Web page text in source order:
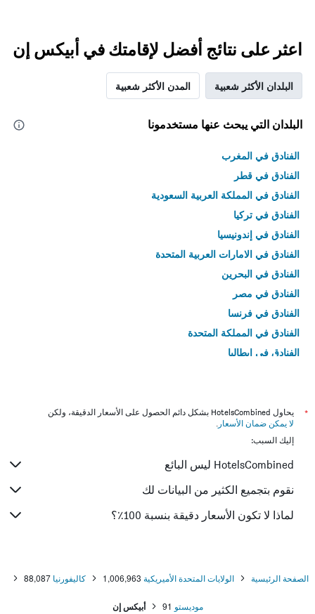
اعثر على نتائج أفضل لإقامتك في أبيكس إن
البلدان الأكثر شعبية المدن الأكثر شعبية
البلدان التي يبحث عنها مستخدمونا
الفنادق في المغرب
الفنادق في قطر
الفنادق في المملكة العربية السعودية
الفنادق في تركيا
الفنادق في إندونيسيا
الفنادق في الامارات العربية المتحدة
الفنادق في البحرين
الفنادق في مصر
الفنادق في فرنسا
الفنادق في المملكة المتحدة
الفنادق في إيطاليا
*
يحاول HotelsCombined بشكل دائم الحصول على الأسعار الدقيقة، ولكن
لا يمكن ضمان الأسعار .
إليك السبب:
HotelsCombined ليس البائع
نقوم بتجميع الكثير من البيانات لك
لماذا لا تكون الأسعار دقيقة بنسبة 100٪؟
الصفحة الرئيسية الولايات المتحدة الأميريكية 1,006,963 كاليفورنيا 88,087
موديستو 91 أبيكس إن